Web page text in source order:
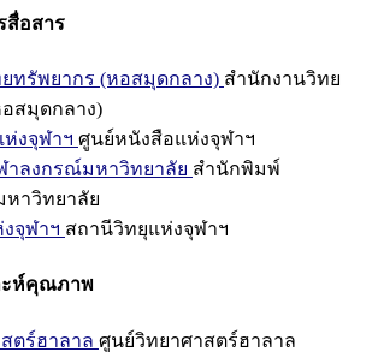
สื่อสาร
ทรัพยากร (หอสมุดกลาง) สำนักงานวิทย
สมุดกลาง)
งจุฬาฯ ศูนย์หนังสือแห่งจุฬาฯ
าลงกรณ์มหาวิทยาลัย สำนักพิมพ์
าวิทยาลัย
จุฬาฯ สถานีวิทยุแห่งจุฬาฯ
ะห์คุณภาพ
ตร์ฮาลาล ศูนย์วิทยาศาสตร์ฮาลาล